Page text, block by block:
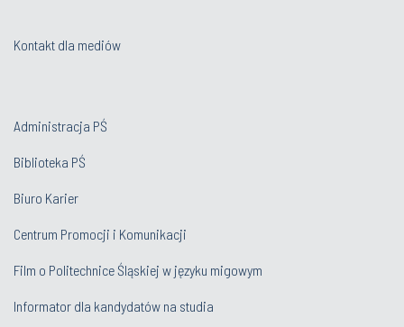
Kontakt dla mediów
Administracja PŚ
Biblioteka PŚ
Biuro Karier
Centrum Promocji i Komunikacji
Film o Politechnice Śląskiej w języku migowym
Informator dla kandydatów na studia